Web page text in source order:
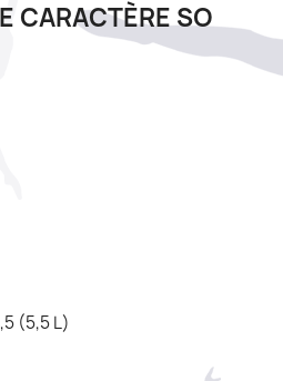
CARACTÈRE SO
(5,5 L)